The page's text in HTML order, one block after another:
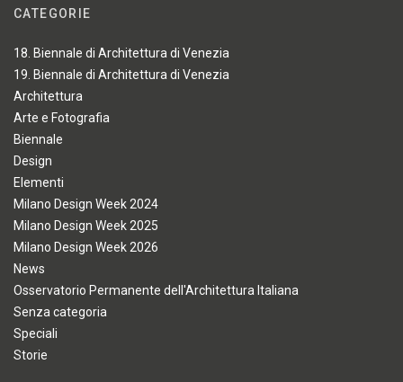
CATEGORIE
18. Biennale di Architettura di Venezia
19. Biennale di Architettura di Venezia
Architettura
Arte e Fotografia
Biennale
Design
Elementi
Milano Design Week 2024
Milano Design Week 2025
Milano Design Week 2026
News
Osservatorio Permanente dell'Architettura Italiana
Senza categoria
Speciali
Storie